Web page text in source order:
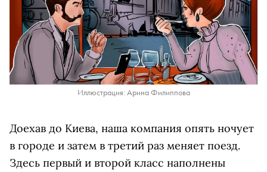
Иллюстрация: Арина Филиппова
Доехав до Киева, наша компания опять ночует
в городе и затем в третий раз меняет поезд.
Здесь первый и второй класс наполнены